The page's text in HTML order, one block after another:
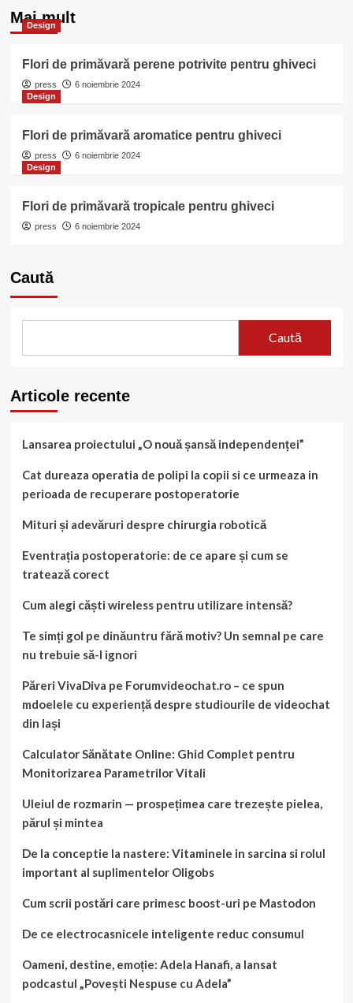
Mai mult
Design
Flori de primăvară perene potrivite pentru ghiveci
press
6 noiembrie 2024
Design
Flori de primăvară aromatice pentru ghiveci
press
6 noiembrie 2024
Design
Flori de primăvară tropicale pentru ghiveci
press 6 noiembrie 2024
Caută
Caută
Articole recente
Lansarea proiectului „O nouă șansă independenței”
Cat dureaza operatia de polipi la copii si ce urmeaza in
perioada de recuperare postoperatorie
Mituri și adevăruri despre chirurgia robotică
Eventrația postoperatorie: de ce apare și cum se
tratează corect
Cum alegi căști wireless pentru utilizare intensă?
Te simți gol pe dinăuntru fără motiv? Un semnal pe care
nu trebuie să-l ignori
Păreri VivaDiva pe Forumvideochat.ro – ce spun
mdoelele cu experiență despre studiourile de videochat
din Iași
Calculator Sănătate Online: Ghid Complet pentru
Monitorizarea Parametrilor Vitali
Uleiul de rozmarin — prospețimea care trezește pielea,
părul și mintea
De la conceptie la nastere: Vitaminele in sarcina si rolul
important al suplimentelor Oligobs
Cum scrii postări care primesc boost-uri pe Mastodon
De ce electrocasnicele inteligente reduc consumul
Oameni, destine, emoție: Adela Hanafi, a lansat
podcastul „Povești Nespuse cu Adela”